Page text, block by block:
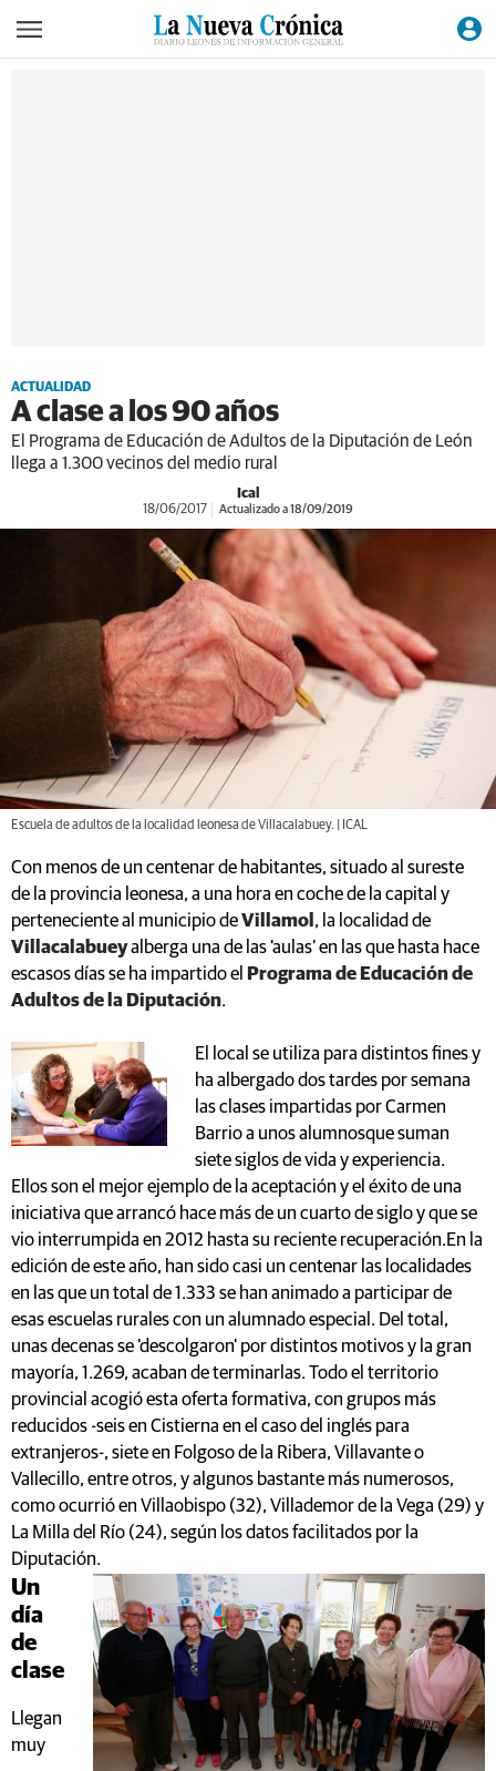
ACTUALIDAD
A clase a los 90 años
El Programa de Educación de Adultos de la Diputación de León
llega a 1.300 vecinos del medio rural
Ical
18/06/2017 Actualizado a 18/09/2019
Escuela de adultos de la localidad leonesa de Villacalabuey. | ICAL
Con menos de un centenar de habitantes, situado al sureste
de la provincia leonesa, a una hora en coche de la capital y
perteneciente al municipio deVillamol , la localidad de
Villacalabueyalberga una de las 'aulas' en las que hasta hace
escasos días se ha impartido el
Programa de Educación de
Adultos de la Diputación.
El local se utiliza para distintos fines y
ha albergado dos tardes por semana
las clases impartidas por Carmen
Barrio a unos alumnosque suman
siete siglos de vida y experiencia.
Ellos son el mejor ejemplo de la aceptación y el éxito de una
iniciativa que arrancó hace más de un cuarto de siglo y que se
vio interrumpida en 2012 hasta su reciente recuperación.En la
edición de este año, han sido casi un centenar las localidades
en las que un total de 1.333 se han animado a participar de
esas escuelas rurales con un alumnado especial. Del total,
unas decenas se 'descolgaron' por distintos motivos y la gran
mayoría, 1.269, acaban de terminarlas. Todo el territorio
provincial acogió esta oferta formativa, con grupos más
reducidos -seis en Cistierna en el caso del inglés para
extranjeros-, siete en Folgoso de la Ribera, Villavante o
Vallecillo, entre otros, y algunos bastante más numerosos,
como ocurrió en Villaobispo (32), Villademor de la Vega (29) y
La Milla del Río (24), según los datos facilitados por la
Diputación.
Un
día
de
clase
Llegan
muy